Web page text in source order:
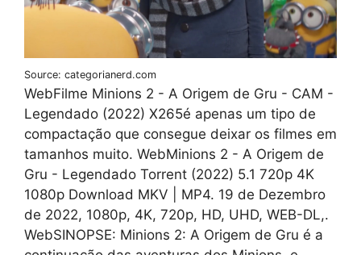
Source: categorianerd.com
WebFilme Minions 2 - A Origem de Gru - CAM -
Legendado (2022) X265é apenas um tipo de
compactação que consegue deixar os filmes em
tamanhos muito. WebMinions 2 - A Origem de
Gru - Legendado Torrent (2022) 5.1 720p 4K
1080p Download MKV | MP4. 19 de Dezembro
de 2022, 1080p, 4K, 720p, HD, UHD, WEB-DL,.
WebSINOPSE: Minions 2: A Origem de Gru é a